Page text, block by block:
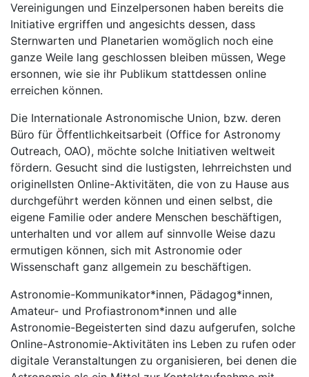
Vereinigungen und Einzelpersonen haben bereits die
Initiative ergriffen und angesichts dessen, dass
Sternwarten und Planetarien womöglich noch eine
ganze Weile lang geschlossen bleiben müssen, Wege
ersonnen, wie sie ihr Publikum stattdessen online
erreichen können.
Die Internationale Astronomische Union, bzw. deren
Büro für Öffentlichkeitsarbeit (Office for Astronomy
Outreach, OAO), möchte solche Initiativen weltweit
fördern. Gesucht sind die lustigsten, lehrreichsten und
originellsten Online-Aktivitäten, die von zu Hause aus
durchgeführt werden können und einen selbst, die
eigene Familie oder andere Menschen beschäftigen,
unterhalten und vor allem auf sinnvolle Weise dazu
ermutigen können, sich mit Astronomie oder
Wissenschaft ganz allgemein zu beschäftigen.
Astronomie-Kommunikator*innen, Pädagog*innen,
Amateur- und Profiastronom*innen und alle
Astronomie-Begeisterten sind dazu aufgerufen, solche
Online-Astronomie-Aktivitäten ins Leben zu rufen oder
digitale Veranstaltungen zu organisieren, bei denen die